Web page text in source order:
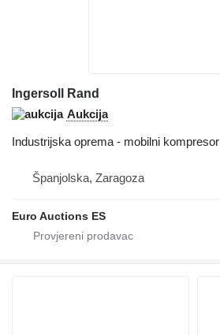
Ingersoll Rand
Aukcija
Industrijska oprema - mobilni kompresor
Španjolska, Zaragoza
Euro Auctions ES